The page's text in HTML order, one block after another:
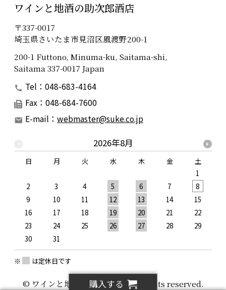
購入する
ワインと地酒の助次郎酒店
〒337-0017
埼玉県さいたま市見沼区風渡野200-1
200-1 Futtono, Minuma-ku, Saitama-shi,
Saitama 337-0017 Japan
Tel：048-683-4164
Fax：048-684-7600
E-mail： webmaster@suke.co.jp
2026年8月
日 月 火 水 木 金
土
1
2
3 4 5 6 7
8
9
10 11 12 13 14
15
16
17 18 19 20 21
22
23
24 25 26 27 28
29
30
31
※ は定休日です
© ワインと地酒の助次郎酒店 all rights reserved.